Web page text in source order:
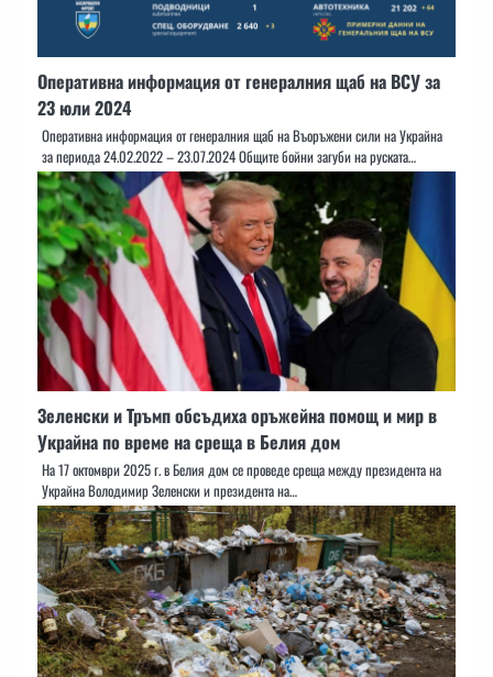
Оперативна информация от генералния щаб на ВСУ за
23 юли 2024
Оперативна информация от генералния щаб на Въоръжени сили на Украйна
за периода 24.02.2022 – 23.07.2024 Общите бойни загуби на руската…
Зеленски и Тръмп обсъдиха оръжейна помощ и мир в
Украйна по време на среща в Белия дом
На 17 октомври 2025 г. в Белия дом се проведе среща между президента на
Украйна Володимир Зеленски и президента на…